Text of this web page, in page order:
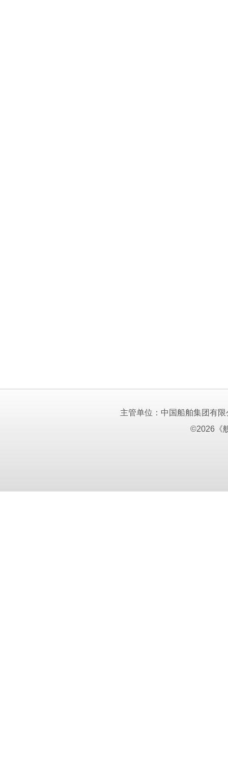
主管单位：中国船舶集团有
©2026《